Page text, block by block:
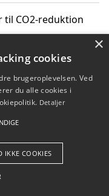
til CO2-reduktion
CO2-udslip
Aps
×
cookies
brugeroplevelsen. Ved
du alle cookies i
Detaljer
IKKE COOKIES